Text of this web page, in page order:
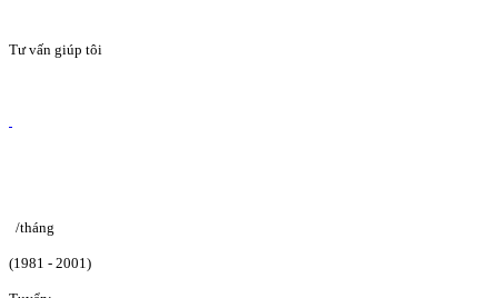
Tư vấn giúp tôi
/tháng
(1981 - 2001)